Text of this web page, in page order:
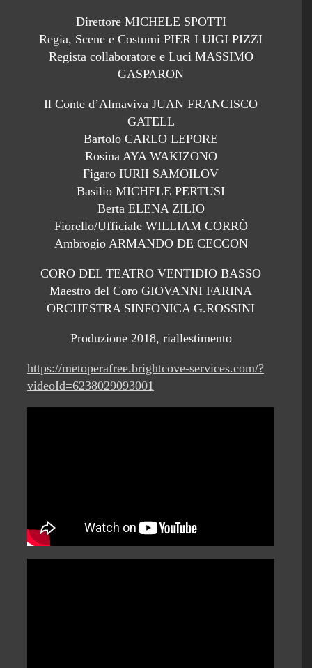
Direttore MICHELE SPOTTI
Regia, Scene e Costumi PIER LUIGI PIZZI
Regista collaboratore e Luci MASSIMO
GASPARON
Il Conte d’Almaviva JUAN FRANCISCO
GATELL
Bartolo CARLO LEPORE
Rosina AYA WAKIZONO
Figaro IURII SAMOILOV
Basilio MICHELE PERTUSI
Berta ELENA ZILIO
Fiorello/Ufficiale WILLIAM CORRÒ
Ambrogio ARMANDO DE CECCON
CORO DEL TEATRO VENTIDIO BASSO
Maestro del Coro GIOVANNI FARINA
ORCHESTRA SINFONICA G.ROSSINI
Produzione 2018, riallestimento
https://metoperafree.brightcove-services.com/?
videoId=6238029093001